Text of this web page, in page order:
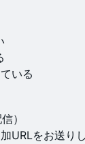
いる
信）
URLをお送り